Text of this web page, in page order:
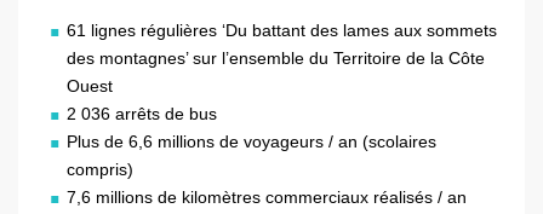
61 lignes régulières ‘Du battant des lames aux sommets
des montagnes’ sur l’ensemble du Territoire de la Côte
Ouest
2 036 arrêts de bus
Plus de 6,6 millions de voyageurs / an (scolaires
compris)
7,6 millions de kilomètres commerciaux réalisés / an